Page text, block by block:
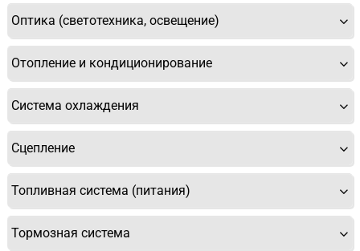
Оптика (светотехника, освещение)
Отопление и кондиционирование
Система охлаждения
Сцепление
Топливная система (питания)
Тормозная система